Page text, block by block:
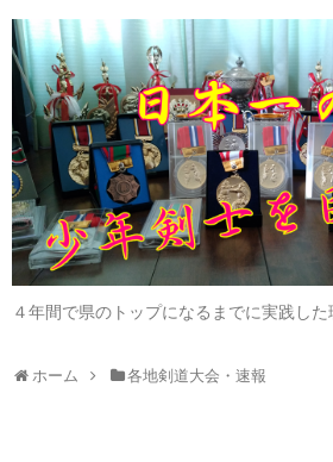
４年間で県のトップになるまでに実践し
ホーム 各地剣道大会・速報